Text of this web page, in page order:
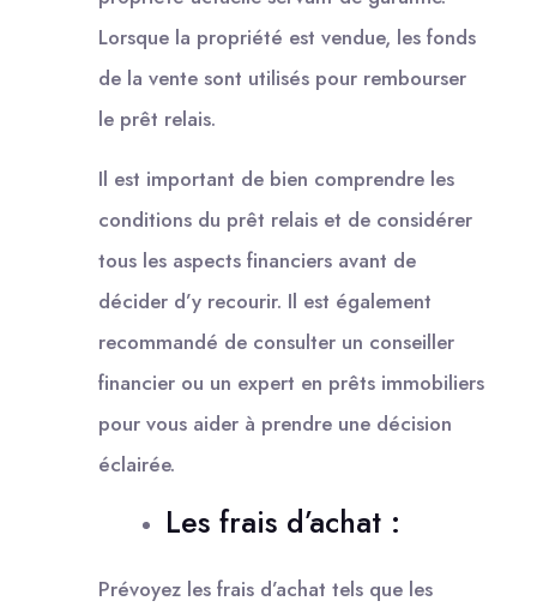
Lorsque la propriété est vendue, les fonds
de la vente sont utilisés pour rembourser
le prêt relais.
Il est important de bien comprendre les
conditions du prêt relais et de considérer
tous les aspects financiers avant de
décider d’y recourir. Il est également
recommandé de consulter un conseiller
financier ou un expert en prêts immobiliers
pour vous aider à prendre une décision
éclairée.
Les frais d’achat :
Prévoyez les frais d’achat tels que les